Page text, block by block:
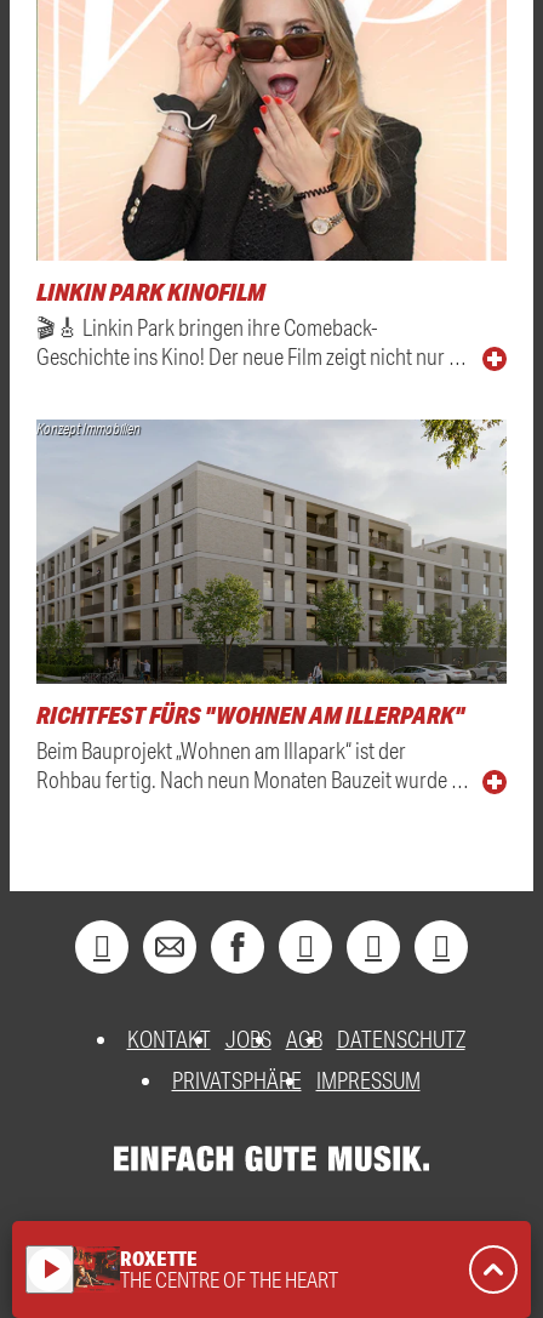
LINKIN PARK KINOFILM
🎬🎸 Linkin Park bringen ihre Comeback-
Geschichte ins Kino! Der neue Film zeigt nicht nur …
Konzept Immobilien
RICHTFEST FÜRS "WOHNEN AM ILLERPARK"
Beim Bauprojekt „Wohnen am Illapark“ ist der
Rohbau fertig. Nach neun Monaten Bauzeit wurde …
KONTAKT JOBS AGB DATENSCHUTZ
PRIVATSPHÄRE
IMPRESSUM
play_arrow ROXETTE
THE CENTRE OF THE HEART